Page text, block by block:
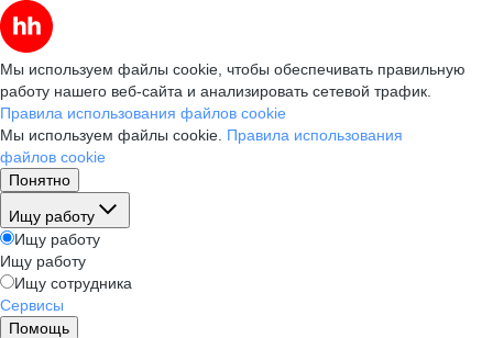
Мы используем файлы cookie, чтобы обеспечивать правильную
работу нашего веб-сайта и анализировать сетевой трафик.
Правила использования файлов cookie
Мы используем файлы cookie. Правила использования
файлов cookie
Понятно
Ищу работу
Ищу работу
Ищу работу
Ищу сотрудника
Сервисы
Помощь